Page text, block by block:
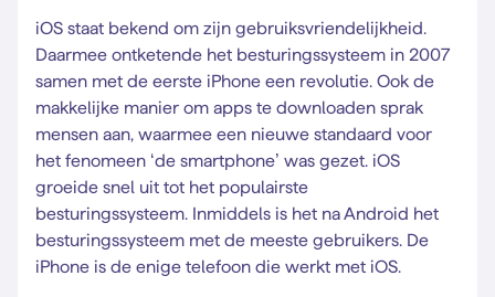
iOS staat bekend om zijn gebruiksvriendelijkheid.
Daarmee ontketende het besturingssysteem in 2007
samen met de eerste iPhone een revolutie. Ook de
makkelijke manier om apps te downloaden sprak
mensen aan, waarmee een nieuwe standaard voor
het fenomeen ‘de smartphone’ was gezet. iOS
groeide snel uit tot het populairste
besturingssysteem. Inmiddels is het na Android het
besturingssysteem met de meeste gebruikers. De
iPhone is de enige telefoon die werkt met iOS.